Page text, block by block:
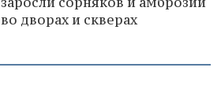
во дворах и скверах